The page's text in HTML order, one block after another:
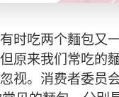
时吃两个麵包又
原来我们常吃的
视。消费者委员